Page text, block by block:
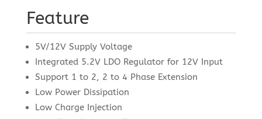
Feature
5V/12V Supply Voltage
Integrated 5.2V LDO Regulator for 12V Input
Support 1 to 2, 2 to 4 Phase Extension
Low Power Dissipation
Low Charge Injection